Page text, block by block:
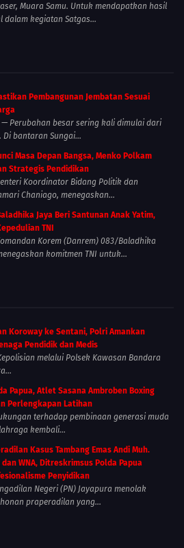
Muara Samu. Untuk mendapatkan hasil
dalam kegiatan Satgas...
Pembangunan Jembatan Sesuai
— Perubahan besar sering kali dimulai dari
Di bantaran Sungai...
Masa Depan Bangsa, Menko Polkam
Strategis Pendidikan
Koordinator Bidang Politik dan
Chaniago, menegaskan...
Jaya Beri Santunan Anak Yatim,
TNI
Korem (Danrem) 083/Baladhika
komitmen TNI untuk...
Koroway ke Sentani, Polri Amankan
Pendidik dan Medis
melalui Polsek Kawasan Bandara
Papua, Atlet Sasana Ambroben Boxing
Perlengkapan Latihan
terhadap pembinaan generasi muda
kembali...
Kasus Tambang Emas Andi Muh.
WNA, Ditreskrimsus Polda Papua
Penyidikan
Negeri (PN) Jayapura menolak
praperadilan yang...